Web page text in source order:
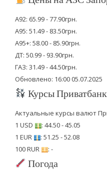
А92: 65.99 - 77.90грн.
А95: 51.49 - 83.50грн.
А95+: 58.00 - 85.90грн.
ДТ: 50.99 - 93.90грн.
ГАЗ: 31.49 - 44.50грн.
Обновлено: 16:00 05.07.2025
Курсы Приватбанк
Актуальные курсы валют
1 USD
: 44.50 - 45.05
1 EUR
: 51.25 - 52.08
100 RUR
: -
Погода